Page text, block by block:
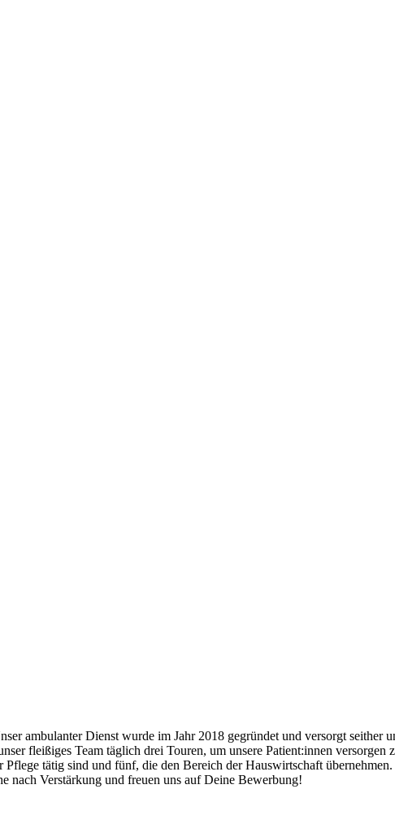
ambulanter Dienst wurde im Jahr 2018 gegründet und versorgt seither
fleißiges Team täglich drei Touren, um unsere Patient:innen
tätig sind und fünf, die den Bereich der Hauswirtschaft
nach Verstärkung und freuen uns auf Deine Bewerbung!